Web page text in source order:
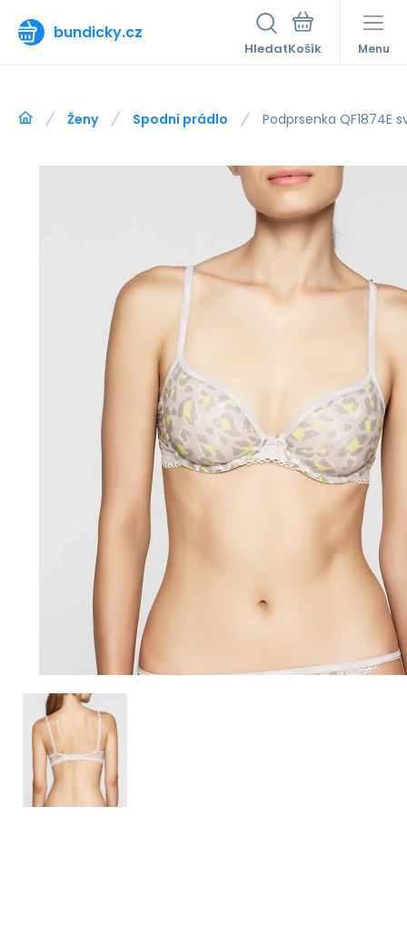
bundicky.cz
Hledat Menu
Ženy Spodní prádlo Podprsenka QF1874E